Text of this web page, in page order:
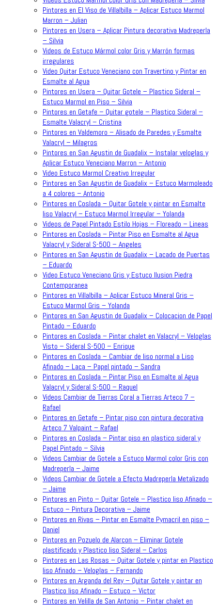
Pintores en El Viso de Villalbilla – Aplicar Estuco Marmol
Marron – Julian
Pintores en Usera – Aplicar Pintura decorativa Madreperla
– Silvia
Videos de Estuco Mármol color Gris y Marrón formas
irregulares
Video Quitar Estuco Veneciano con Travertino y Pintar en
Esmalte al Agua
Pintores en Usera – Quitar Gotele – Plastico Sideral –
Estuco Marmol en Piso – Silvia
Pintores en Getafe – Quitar gotele – Plastico Sideral –
Esmalte Valacryl – Cristina
Pintores en Valdemoro – Alisado de Paredes y Esmalte
Valacryl – Milagros
Pintores en San Agustin de Guadalix – Instalar veloglas y
Aplicar Estuco Veneciano Marron – Antonio
Video Estuco Marmol Creativo Irregular
Pintores en San Agustin de Guadalix – Estuco Marmoleado
a 4 colores – Antonio
Pintores en Coslada – Quitar Gotele y pintar en Esmalte
liso Valacryl – Estuco Marmol Irregular – Yolanda
Videos de Papel Pintado Estilo Hojas – Floreado – Lineas
Pintores en Coslada – Pintar Piso en Esmalte al Agua
Valacryl y Sideral S-500 – Angeles
Pintores en San Agustin de Guadalix – Lacado de Puertas
– Eduardo
Video Estuco Veneciano Gris y Estuco Ilusion Piedra
Contemporanea
Pintores en Villalbilla – Aplicar Estuco Mineral Gris –
Estuco Marmol Gris – Yolanda
Pintores en San Agustin de Guadalix – Colocacion de Papel
Pintado – Eduardo
Pintores en Coslada – Pintar chalet en Valacryl – Veloglas
Visto – Sideral S-500 – Enrique
Pintores en Coslada – Cambiar de liso normal a Liso
Afinado – Laca – Papel pintado – Sandra
Pintores en Coslada – Pintar Piso en Esmalte al Agua
Valacryl y Sideral S-500 – Raquel
Videos Cambiar de Tierras Coral a Tierras Arteco 7 –
Rafael
Pintores en Getafe – Pintar piso con pintura decorativa
Arteco 7 Valpaint – Rafael
Pintores en Coslada – Pintar piso en plastico sideral y
Papel Pintado – Silvia
Videos Cambiar de Gotele a Estuco Marmol color Gris con
Madreperla – Jaime
Videos Cambiar de Gotele a Efecto Madreperla Metalizado
– Jaime
Pintores en Pinto – Quitar Gotele – Plastico liso Afinado –
Estuco – Pintura Decorativa – Jaime
Pintores en Rivas – Pintar en Esmalte Pymacril en piso –
Daniel
Pintores en Pozuelo de Alarcon – Eliminar Gotele
plastificado y Plastico liso Sideral – Carlos
Pintores en Las Rosas – Quitar Gotele y pintar en Plastico
liso Afinado – Veloglas – Fernando
Pintores en Arganda del Rey – Quitar Gotele y pintar en
Plastico liso Afinado – Estuco – Victor
Pintores en Velilla de San Antonio – Pintar chalet en